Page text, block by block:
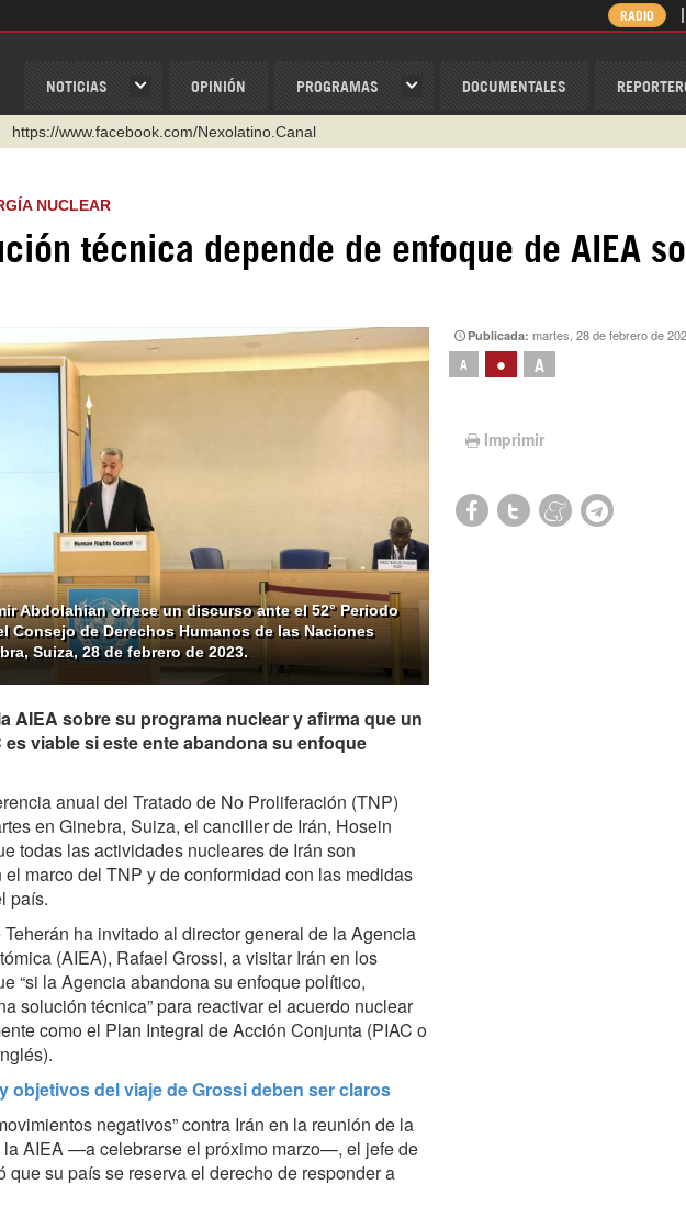
NOTICIAS OPINIÓN PROGRAMAS DOCUMENTALES
RADIO
https://www.youtube.com/@nexo_latino
https://t.me/hispantvcanal
https://urmedium.com/c/hispantv
WhatsApp y Viber: +98 921 79 29 404
https://www.facebook.com/Nexolatino.Canal
NUCLEAR
técnica depende de enfoque de AIEA
Abdolahian ofrece un discurso ante el 52° Periodo
Consejo de Derechos Humanos de las Naciones
Suiza, 28 de febrero de 2023.
Publicada:martes, 28 de febrero de
A • A
Imprimir
AIEA sobre su programa nuclear y afirma que un
viable si este ente abandona su enfoque
anual del Tratado de No Proliferación (TNP)
en Ginebra, Suiza, el canciller de Irán, Hosein
todas las actividades nucleares de Irán son
el marco del TNP y de conformidad con las medidas
país.
ha invitado al director general de la Agencia
(AIEA), Rafael Grossi, a visitar Irán en los
“si la Agencia abandona su enfoque político,
solución técnica” para reactivar el acuerdo nuclear
como el Plan Integral de Acción Conjunta (PIAC o
objetivos del viaje de Grossi deben ser claros
negativos” contra Irán en la reunión de la
la AIEA —a celebrarse el próximo marzo—, el jefe de
que su país se reserva el derecho de responder a